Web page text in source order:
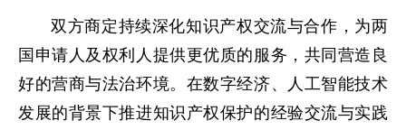
双方商定持续深化知识产权交流与合作，为两
国申请人及权利人提供更优质的服务，共同营造良
好的营商与法治环境。在数字经济、人工智能技术
发展的背景下推进知识产权保护的经验交流与实践